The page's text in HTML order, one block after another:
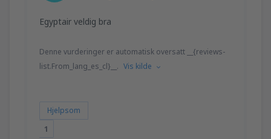
Egyptair veldig bra
Denne vurderinger er automatisk oversatt __{reviews-
list.From_lang_es_cl}__. Vis kilde
Hjelpsom
1